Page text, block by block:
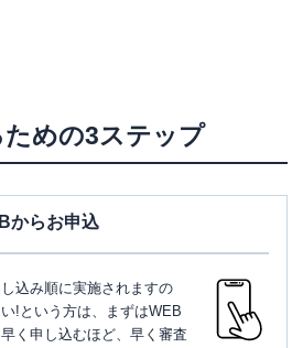
めの3ステップ
からお申込
込み順に実施されますの
!という方は、まずはWEB
く申し込むほど、早く審査